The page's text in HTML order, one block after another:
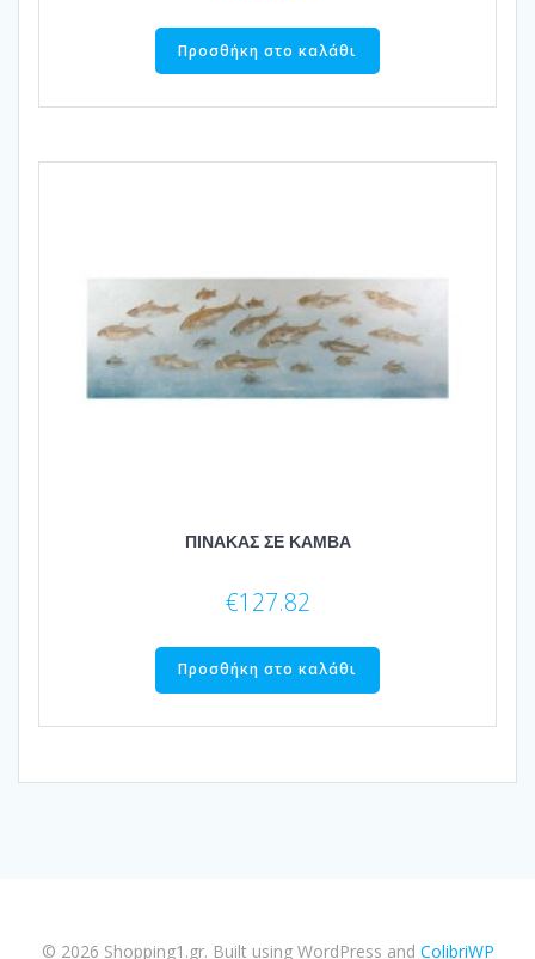
Προσθήκη στο καλάθι
ΠΙΝΑΚΑΣ ΣΕ ΚΑΜΒΑ
€127.82
Προσθήκη στο καλάθι
© 2026 Shopping1.gr. Built using WordPress and ColibriWP